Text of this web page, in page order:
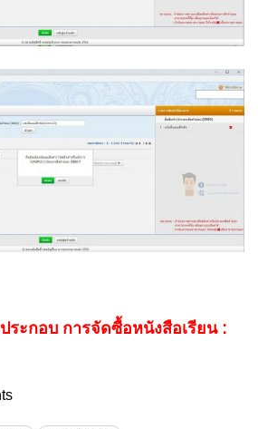
ระกอบ การจัดซื้อหนังสือเรียน :